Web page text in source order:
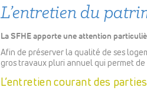
L’entretien du
La SFHE apporte une attention
Afin de préserver la qualité de ses
gros travaux pluri annuel qui permet
L’entretien courant des